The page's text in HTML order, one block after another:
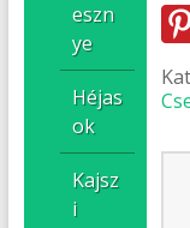
eszn
ye
Héjas
ok
Kajsz
i